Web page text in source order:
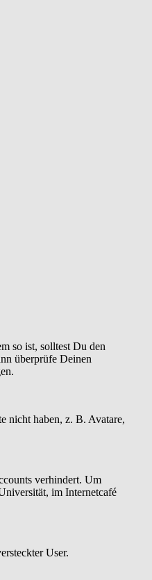
so ist, solltest Du den
überprüfe Deinen
nicht haben, z. B. Avatare,
verhindert. Um
im Internetcafé
User.